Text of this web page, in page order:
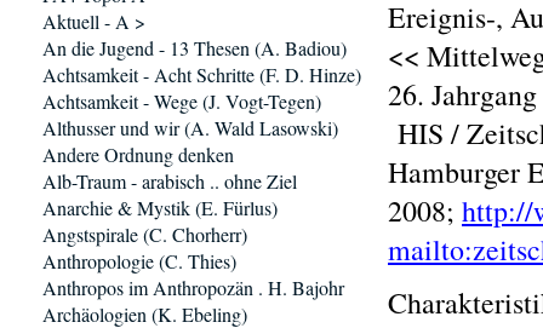
Ereignis-,
<<
26.
HIS /
Hamburger
2008; http://
Aktuell - A >
An die Jugend - 13 Thesen (A. Badiou)
Achtsamkeit - Acht Schritte (F. D. Hinze)
Achtsamkeit - Wege (J. Vogt-Tegen)
Althusser und wir (A. Wald Lasowski)
Andere Ordnung denken
Alb-Traum - arabisch .. ohne Ziel
Anarchie & Mystik (E. Fürlus)
Angstspirale (C. Chorherr)
Anthropologie (C. Thies)
Anthropos im Anthropozän . H. Bajohr
Archäologien (K. Ebeling)